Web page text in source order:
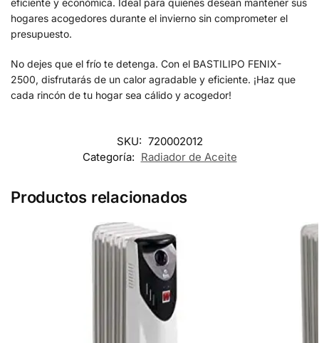
eficiente y económica. Ideal para quienes desean mantener sus
hogares acogedores durante el invierno sin comprometer el
presupuesto.
No dejes que el frío te detenga. Con el BASTILIPO FENIX-
2500, disfrutarás de un calor agradable y eficiente. ¡Haz que
cada rincón de tu hogar sea cálido y acogedor!
SKU: 720002012
Categoría: Radiador de Aceite
Productos relacionados